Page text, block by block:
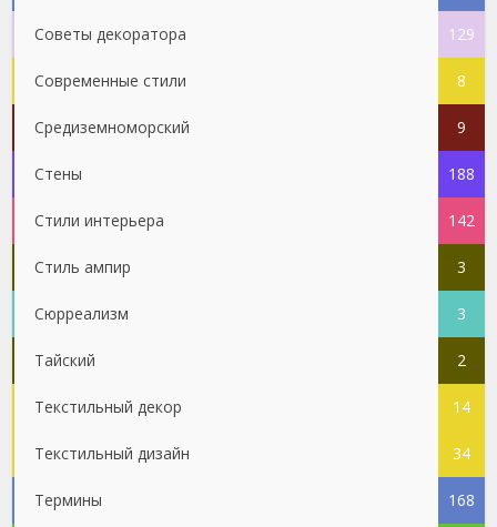
Советы декоратора 129
Современные стили 8
Средиземноморский 9
Стены 188
Стили интерьера 142
Стиль ампир 3
Сюрреализм 3
Тайский 2
Текстильный декор 14
Текстильный дизайн 34
Термины 168